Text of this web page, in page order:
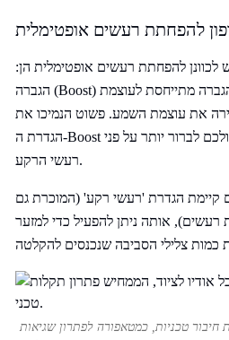
להפחתת רעשים אופטימלית
לכוונן להפחתת רעשים אופטימלית הן:
הגברה (Boost) ורעשי רקע. הגדרת ההגברה מתייחסת לעוצמת
את עוצמת השמע. פשוט הנמיכו את
הגדרת ה-Boost במיקרופון כדי להפוך את קולכם לברור יותר על פני
רעשי הרקע.
קיימת הגדרת 'רעשי רקע' (המוכרת גם
אותה ניתן להפעיל כדי למזער
חיבור טכניות, כמטאפורה לפתרון שגיאות